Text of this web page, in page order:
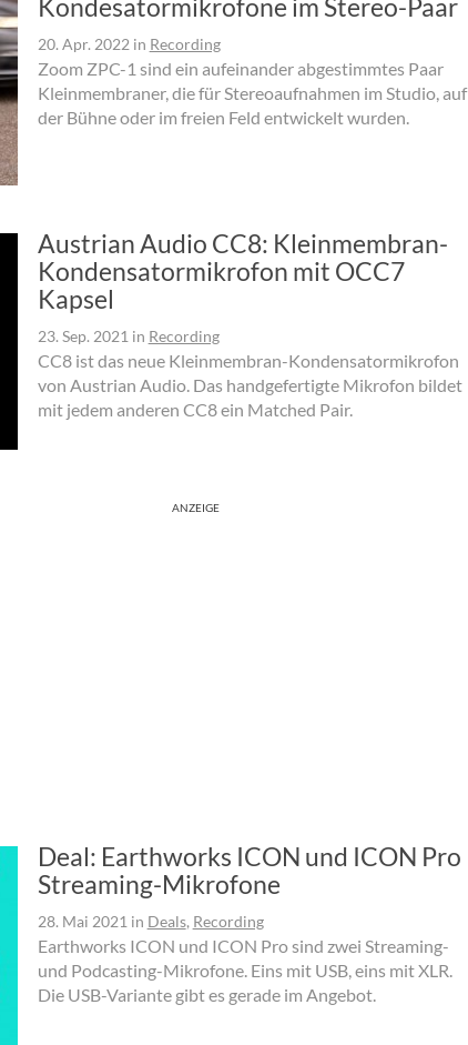
Kondesatormikrofone im Stereo-Paar
20. Apr. 2022 in Recording
Zoom ZPC-1 sind ein aufeinander abgestimmtes Paar
Kleinmembraner, die für Stereoaufnahmen im Studio, auf
der Bühne oder im freien Feld entwickelt wurden.
Austrian Audio CC8: Kleinmembran-
Kondensatormikrofon mit OCC7
Kapsel
23. Sep. 2021 in Recording
CC8 ist das neue Kleinmembran-Kondensatormikrofon
von Austrian Audio. Das handgefertigte Mikrofon bildet
mit jedem anderen CC8 ein Matched Pair.
ANZEIGE
Deal: Earthworks ICON und ICON Pro
Streaming-Mikrofone
28. Mai 2021 in Deals, Recording
Earthworks ICON und ICON Pro sind zwei Streaming-
und Podcasting-Mikrofone. Eins mit USB, eins mit XLR.
Die USB-Variante gibt es gerade im Angebot.